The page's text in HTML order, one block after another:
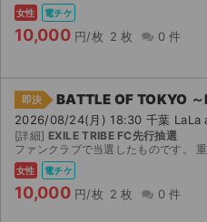
女性 電チケ
10,000 円/枚 2 枚 0 件
即決 BATTLE OF TOKYO ～
2026/08/24(月) 18:30 千葉 LaLa
[詳細] EXILE TRIBE FC先行抽選
ファンクラブで当選したものです。
女性 電チケ
10,000 円/枚 2 枚 0 件